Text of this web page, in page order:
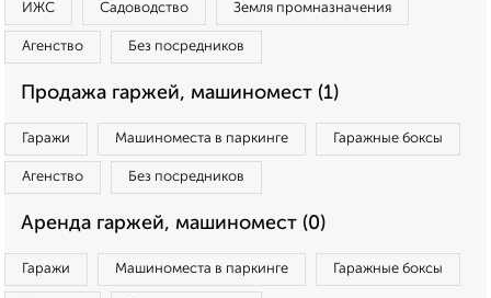
ИЖС Садоводство Земля промназначения
Агенство Без посредников
Продажа гаржей, машиномест (1)
Гаражи Машиноместа в паркинге Гаражные боксы
Агенство Без посредников
Аренда гаржей, машиномест (0)
Гаражи Машиноместа в паркинге Гаражные боксы